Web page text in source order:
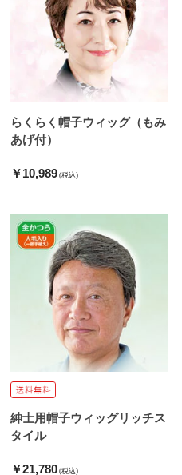
らくらく帽子ウィッグ（もみ
あげ付）
￥10,989 (税込)
紳士用帽子ウィッグリッチス
タイル
￥21,780 (税込)